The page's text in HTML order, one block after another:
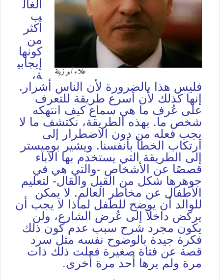
علاء أبو زينة
الغال
ب
أكثر
من
كونها
إيجابي
ة،
فليس هذا بالضرورة لأن الناس أشرار.
إنها كذلك لأن أسرع طريقة للتعرف
على عُرف ما هي سماع كيف انتهكه
شخص ما. بهذه الطريقة، نكتشف ما لا
يجب فعله من دون الاضطرار إلى
ارتكاب الخطأ بأنفسنا. ويشير بوميستر
إلى الطريقة التي يستخدم بها الآباء
قصصًا عن الأشخاص -والتي هي في
جوهرها شكل من القيل والقال- لتعليم
الأطفال عن مخاطر العالم. لا يمكن
للوالد أن يوضح للطفل لماذا لا يجب أن
يركض داخلاً إلى عُرض الشارع، ولن
يكون مجرد شرح سبب عدم كون ذلك
فكرة جيدة بالوضوح نفسه مثل سرد
قصة عن فتاة صغيرة فعلت ذلك ذات
مرة ولم يرها أحد مرة أخرى.